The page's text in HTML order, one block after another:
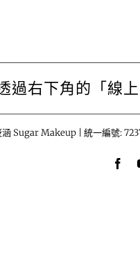
過右下角的「線
Sugar Makeup | 統一編號: